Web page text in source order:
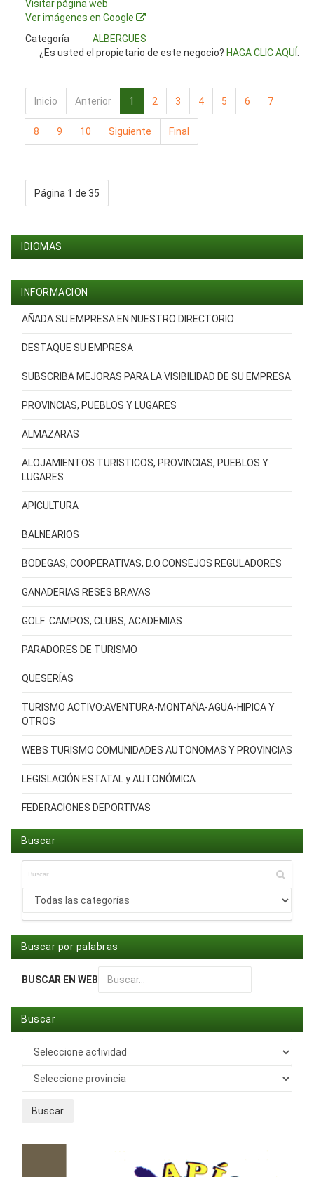
Visitar página web
Ver imágenes en Google
Categoría
ALBERGUES
¿Es usted el propietario de este negocio? HAGA CLIC AQUÍ .
Inicio Anterior 1 2 3 4 5 6 7
8 9 10 Siguiente Final
Página 1 de 35
IDIOMAS
INFORMACION
AÑADA SU EMPRESA EN NUESTRO DIRECTORIO
DESTAQUE SU EMPRESA
SUBSCRIBA MEJORAS PARA LA VISIBILIDAD DE SU EMPRESA
PROVINCIAS, PUEBLOS Y LUGARES
ALMAZARAS
ALOJAMIENTOS TURISTICOS, PROVINCIAS, PUEBLOS Y
LUGARES
APICULTURA
BALNEARIOS
BODEGAS, COOPERATIVAS, D.O.CONSEJOS REGULADORES
GANADERIAS RESES BRAVAS
GOLF: CAMPOS, CLUBS, ACADEMIAS
PARADORES DE TURISMO
QUESERÍAS
TURISMO ACTIVO:AVENTURA-MONTAÑA-AGUA-HIPICA Y
OTROS
WEBS TURISMO COMUNIDADES AUTONOMAS Y PROVINCIAS
LEGISLACIÓN ESTATAL y AUTONÓMICA
FEDERACIONES DEPORTIVAS
Buscar
Buscar por palabras
BUSCAR EN WEB
Buscar
Buscar